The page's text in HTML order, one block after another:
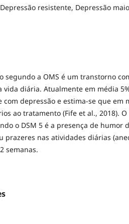
Depressão resistente, Depressão
segundo a OMS é um transtorno
vida diária. Atualmente em média
com depressão e estima-se que em
ao tratamento (Fife et al., 2018).
o DSM 5 é a presença de humor
prazeres nas atividades diárias
semanas.